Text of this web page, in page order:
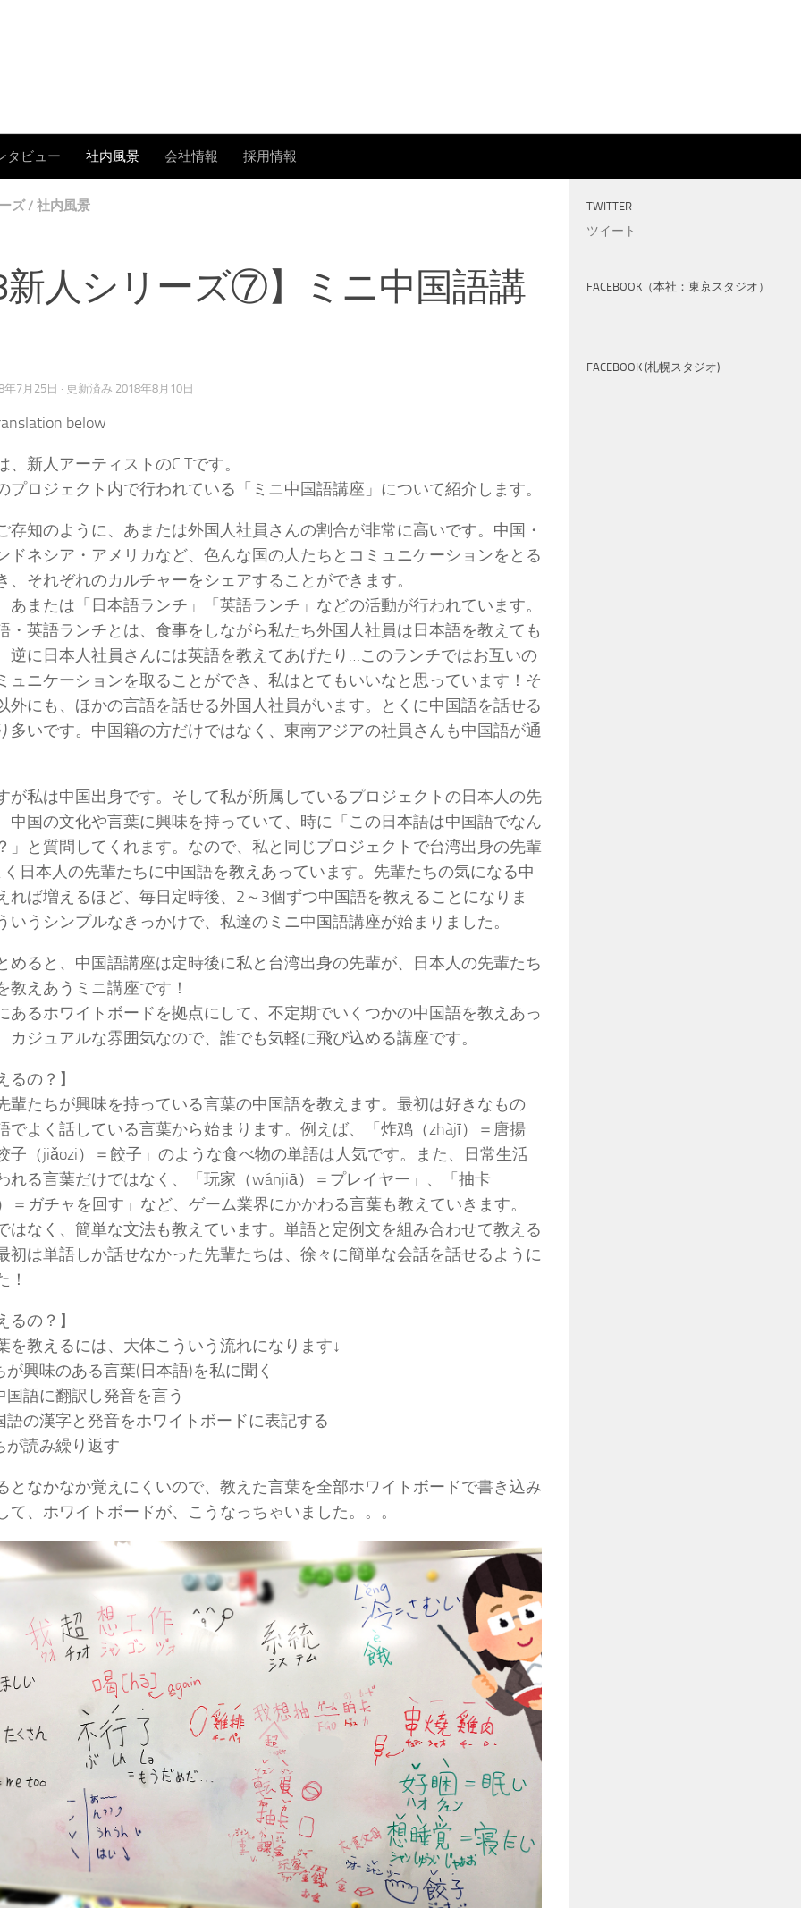
タビュー 社内風景 会社情報 採用情報
ズ/ 社内風景
新人シリーズ⑦】ミニ中国語講
年7月25日 · 更新済み 2018年8月10日
below
、新人アーティストのC.Tです。
プロジェクト内で行われている「ミニ中国語講座」について紹介します。
存知のように、あまたは外国人社員さんの割合が非常に高いです。中国・
ドネシア・アメリカなど、色んな国の人たちとコミュニケーションをとる
、それぞれのカルチャーをシェアすることができます。
あまたは「日本語ランチ」「英語ランチ」などの活動が行われています。
・英語ランチとは、食事をしながら私たち外国人社員は日本語を教えても
逆に日本人社員さんには英語を教えてあげたり…このランチではお互いの
ュニケーションを取ることができ、私はとてもいいなと思っています！そ
外にも、ほかの言語を話せる外国人社員がいます。とくに中国語を話せる
多いです。中国籍の方だけではなく、東南アジアの社員さんも中国語が通
が私は中国出身です。そして私が所属しているプロジェクトの日本人の先
中国の文化や言葉に興味を持っていて、時に「この日本語は中国語でなん
」と質問してくれます。なので、私と同じプロジェクトで台湾出身の先輩
日本人の先輩たちに中国語を教えあっています。先輩たちの気になる中
れば増えるほど、毎日定時後、2～3個ずつ中国語を教えることになりま
いうシンプルなきっかけで、私達のミニ中国語講座が始まりました。
めると、中国語講座は定時後に私と台湾出身の先輩が、日本人の先輩たち
教えあうミニ講座です！
あるホワイトボードを拠点にして、不定期でいくつかの中国語を教えあっ
カジュアルな雰囲気なので、誰でも気軽に飛び込める講座です。
るの？】
輩たちが興味を持っている言葉の中国語を教えます。最初は好きなもの
でよく話している言葉から始まります。例えば、「炸鸡（zhàjī）＝唐揚
子（jiǎozi）＝餃子」のような食べ物の単語は人気です。また、日常生活
れる言葉だけではなく、「玩家（wánjiā）＝プレイヤー」、「抽卡
＝ガチャを回す」など、ゲーム業界にかかわる言葉も教えていきます。
はなく、簡単な文法も教えています。単語と定例文を組み合わせて教える
初は単語しか話せなかった先輩たちは、徐々に簡単な会話を話せるように
！
るの？】
を教えるには、大体こういう流れになります↓
が興味のある言葉(日本語)を私に聞く
国語に翻訳し発音を言う
語の漢字と発音をホワイトボードに表記する
が読み繰り返す
となかなか覚えにくいので、教えた言葉を全部ホワイトボードで書き込み
て、ホワイトボードが、こうなっちゃいました。。。
TWITTER
ツイート
FACEBOOK（本社：東京スタジオ）
FACEBOOK (札幌スタジオ)